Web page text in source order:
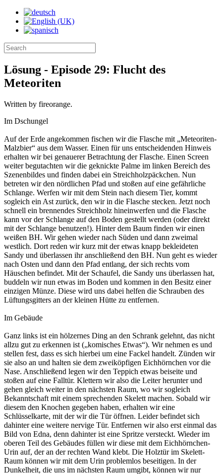
Lösung - Episode 29: Flucht des
Meteoriten
Written by fireorange.
Im Dschungel
Auf der Erde angekommen fischen wir die Flasche mit „Meteoriten-
Malzbier“ aus dem Wasser. Einen für uns entscheidenden Hinweis
erhalten wir bei genauerer Betrachtung der Flasche. Einen Screen
weiter begutachten wir die geknickte Palme im linken Bereich des
Szenenbildes und finden dabei ein Streichholzpäckchen. Nun
betreten wir den nördlichen Pfad und stoßen auf eine gefährliche
Schlange. Werfen wir mit dem Stein nach diesem Tier, kommt
sogleich ein Ast zurück, den wir in die Flasche stecken. Jetzt noch
schnell ein brennendes Streichholz hineinwerfen und die Flasche
kann vor der Schlange auf den Boden gestellt werden (oder direkt
mit der Schlange benutzen!). Hinter dem Baum finden wir einen
weißen BH. Wir gehen wieder nach Süden und dann zweimal
westlich. Dort reden wir kurz mit der etwas knapp bekleideten
Sandy und überlassen ihr anschließend den BH. Nun geht es wieder
nach Osten und dann den Pfad entlang, der sich rechts vom
Häuschen befindet. Mit der Schaufel, die Sandy uns überlassen hat,
buddeln wir nun etwas im Boden und kommen in den Besitz einer
einzigen Münze. Diese wird uns dabei helfen die Schrauben des
Lüftungsgitters an der kleinen Hütte zu entfernen.
Im Gebäude
Ganz links ist ein hölzernes Ding an den Schrank gelehnt, das nicht
allzu gut zu erkennen ist („komisches Etwas“). Wir nehmen es und
stellen fest, dass es sich hierbei um eine Fackel handelt. Zünden wir
sie also an und halten sie dem zweiköpfigen Eichhörnchen vor die
Nase. Anschließend legen wir den Teppich etwas beiseite und
stoßen auf eine Falltür. Klettern wir also die Leiter herunter und
gehen gleich weiter in den nächsten Raum, wo wir sogleich
Bekanntschaft mit einem sprechenden Skelett machen. Sobald wir
diesem den Knochen gegeben haben, erhalten wir eine
Schlüsselkarte, mit der wir die Tür öffnen. Leider befindet sich
dahinter eine weitere nervige Tür. Entfernen wir also erst einmal das
Bild von Edna, denn dahinter ist eine Spritze versteckt. Wieder im
oberen Teil des Gebäudes füllen wir diese mit dem Eichhörnchen-
Urin auf, der an der rechten Wand klebt. Die Holztür im Skelett-
Raum können wir mit dem Urin problemlos beseitigen. In der
Dunkelheit, die uns im nächsten Raum umgibt, können wir nur